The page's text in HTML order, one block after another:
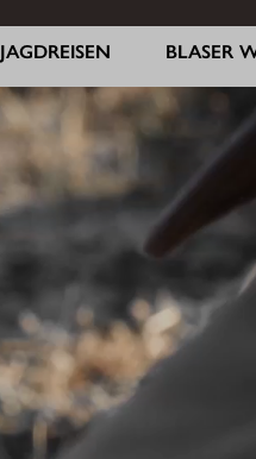
JAGDREISEN BLASER